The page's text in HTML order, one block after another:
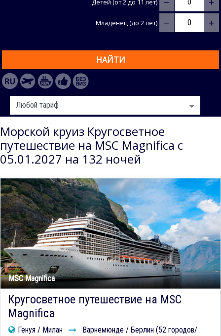
Детей (от 2 до 11 лет)
Младенец (до 2 лет) − +
НАЙТИ
Морской круиз Кругосветное
путешествие на MSC Magnifica с
05.01.2027 на 132 ночей
MSC Magnifica
Кругосветное путешествие на MSC
Magnifica
Генуя / Милан
Варнемюнде / Берлин (52 городов/